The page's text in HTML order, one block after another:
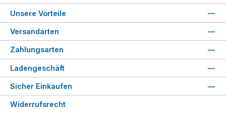
Widerrufsrecht
Unsere Vorteile
Versandarten
Zahlungsarten
Ladengeschäft
Sicher Einkaufen